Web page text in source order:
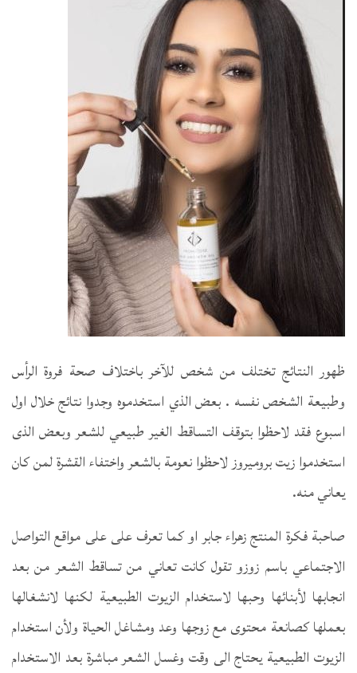
ظهور النتائج تختلف من شخص للآخر باختلاف صحة فروة الرأس
وطبيعة الشخص نفسه . بعض الذي استخدموه وجدوا نتائج خلال اول
اسبوع فقد لاحظوا بتوقف التساقط الغير طبيعي للشعر وبعض الذى
استخدموا زيت بروميروز لاحظوا نعومة بالشعر واختفاء القشرة لمن كان
يعاني منه.
صاحبة فكرة المنتج زهراء جابر او كما تعرف على على مواقع التواصل
الاجتماعي باسم زوزو تقول كانت تعاني من تساقط الشعر من بعد
انجابها لأبنائها وحبها لاستخدام الزيوت الطبيعية لكنها لانشغالها
بعملها كصانعة محتوى مع زوجها وعد ومشاغل الحياة ولأن استخدام
الزيوت الطبيعية يحتاج الى وقت وغسل الشعر مباشرة بعد الاستخدام